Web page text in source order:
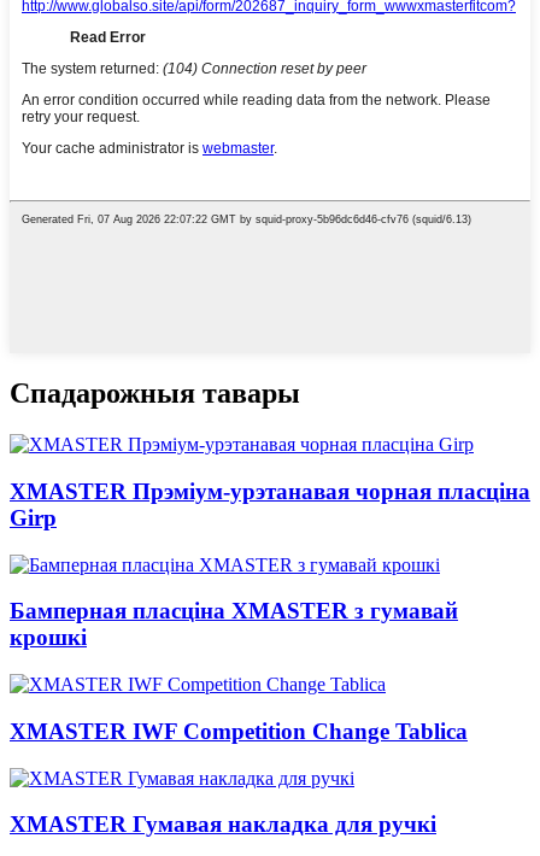
Спадарожныя тавары
XMASTER Прэміум-урэтанавая чорная пласціна
Girp
Бамперная пласціна XMASTER з гумавай
крошкі
XMASTER IWF Competition Change Tablica
XMASTER Гумавая накладка для ручкі